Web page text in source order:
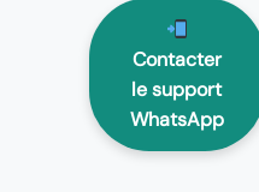
Contacter
le support
WhatsApp